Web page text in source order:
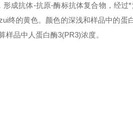
成抗体-抗原-酶标抗体复合物，经过
终的黄色。颜色的深浅和样品中的蛋
品中人蛋白酶3(PR3)浓度。